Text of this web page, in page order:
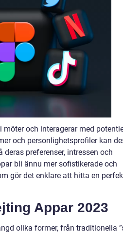
och interagerar med
och personlighetsprofiler kan
preferenser, intressen och
bli ännu mer sofistikerade och
gör det enklare att hitta en
Appar 2023
olika former, från traditionella